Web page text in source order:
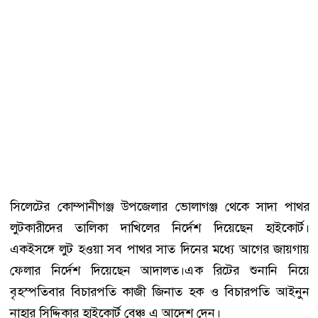
সিলেটের কোম্পানীগঞ্জ উপজেলার ভোলাগঞ্জ থেকে সাদা পাথর
লুটকারীদের তালিকা দাখিলের নির্দেশ দিয়েছেন হাইকোর্ট।
একইসঙ্গে লুট হওয়া সব পাথর সাত দিনের মধ্যে আগের জায়গায়
ফেলার নির্দেশ দিয়েছেন আদালত।এক রিটের শুনানি নিয়ে
বৃহস্পতিবার বিচারপতি কাজী জিনাত হক ও বিচারপতি আইনুন
নাহার সিদ্দিকার হাইকোর্ট বেঞ্চ এ আদেশ দেন।